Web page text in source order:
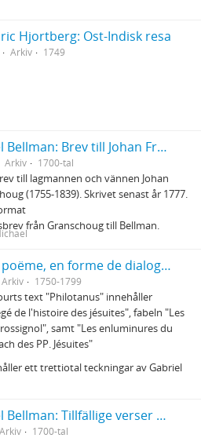
Hjortberg: Ost-Indisk resa
Arkiv 1749
Carl Michael Bellman: Brev till Johan Fredrik Granschoug
Arkiv 1700-tal
till lagmannen och vännen Johan
(1755-1839). Skrivet senast år 1777.
från Granschoug till Bellman.
Philotanus, poëme, en forme de dialogue, ou l'histoire de la constitution unigenitus
Arkiv 1750-1799
text "Philotanus" innehåller
de l'histoire des jésuites", fabeln "Les
samt "Les enluminures du
des PP. Jésuites"
ett trettiotal teckningar av Gabriel
Carl Michael Bellman: Tillfällige verser och rim skrifne och hopsamlade innom ett hus, där Auctor finner sig älskad och wälkommen
Arkiv 1700-tal